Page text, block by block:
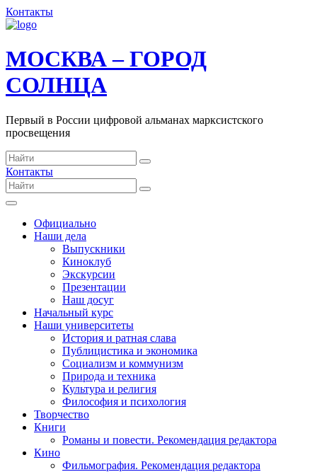
Контакты
МОСКВА – ГОРОД
СОЛНЦА
Первый в России цифровой альманах марксистского
просвещения
Контакты
Официально
Наши дела
Выпускники
Киноклуб
Экскурсии
Презентации
Наш досуг
Начальный курс
Наши университеты
История и ратная слава
Публицистика и экономика
Социализм и коммунизм
Природа и техника
Культура и религия
Философия и психология
Творчество
Книги
Романы и повести. Рекомендация редактора
Кино
Фильмография. Рекомендация редактора